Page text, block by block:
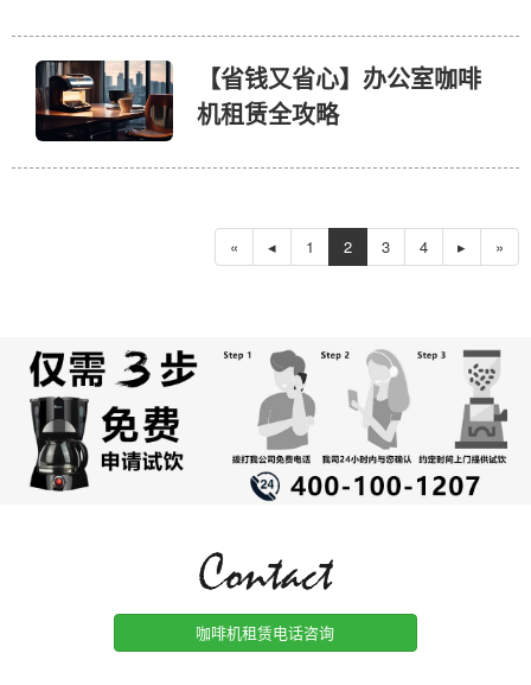
【省钱又省心】办公室咖啡
机租赁全攻略
« ◂ 1 2 3 4 ▸ »
咖啡机租赁电话咨询